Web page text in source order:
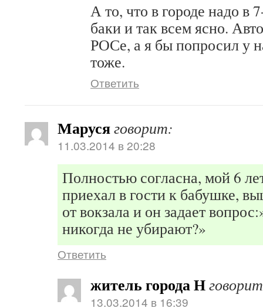
А то, что в городе надо в
баки и так всем ясно.
РОСе, а я бы попросил у
тоже.
Ответить
Марусяговорит:
11.03.2014 в 20:28
Полностью согласна, мой 6
приехал в гости к бабушке,
от вокзала и он задает
никогда не убирают?»
Ответить
житель города Н
13.03.2014 в 16:39